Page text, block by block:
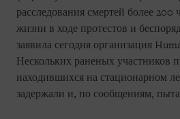
расследования смертей более
жизни в ходе протестов и
заявила сегодня организация
Нескольких раненых участников
находившихся на стационарном
задержали и, по сообщениям,